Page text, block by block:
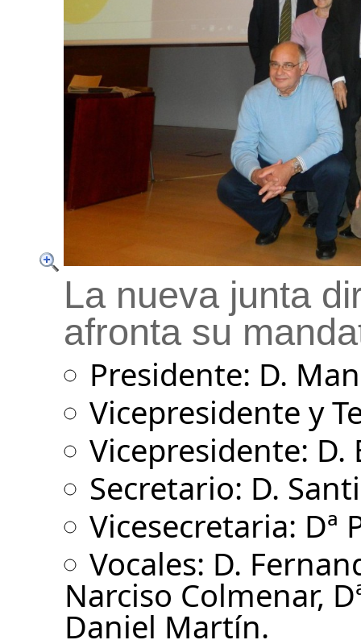
La nueva junta
afronta su
Presidente: D.
Vicepresidente y
Vicepresidente: D.
Secretario: D.
Vicesecretaria: Dª
Vocales: D.
Narciso Colmenar,
Daniel Martín.